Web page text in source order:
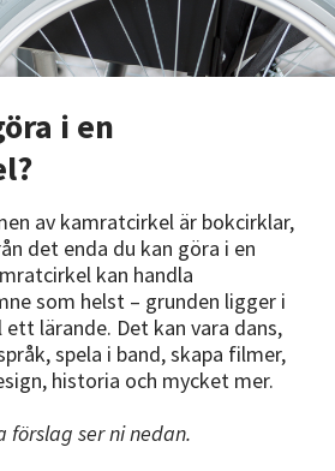
i en
av kamratcirkel är bokcirklar,
det enda du kan göra i en
kan handla
som helst – grunden ligger i
lärande. Det kan vara dans,
spela i band, skapa filmer,
historia och mycket mer.
ser ni nedan.